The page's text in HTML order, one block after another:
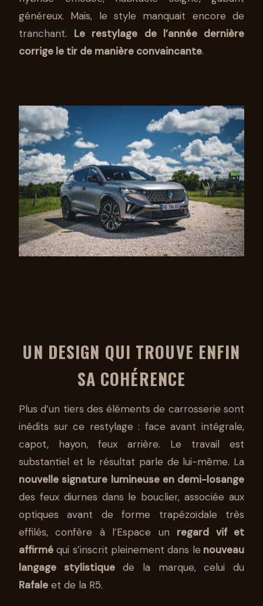
généreux. Mais, le style manquait encore de
tranchant. Le restylage de l’année dernière
corrige le tir de manière convaincante.
UN DESIGN QUI TROUVE ENFIN
SA COHÉRENCE
Plus d’un tiers des éléments de carrosserie sont
inédits sur ce restylage : face avant intégrale,
capot, hayon, feux arrière. Le travail est
substantiel et le résultat parle de lui-même. La
nouvelle signature lumineuse en demi-losange
des feux diurnes dans le bouclier, associée aux
optiques avant de forme trapézoïdale très
effilés, confère à l’Espace un regard vif et
affirmé qui s’inscrit pleinement dans le nouveau
langage stylistiquede la marque, celui du
Rafale et de la R5.